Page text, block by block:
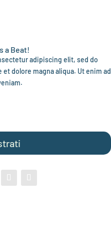
a Beat!
adipiscing elit, sed do
dolore magna aliqua. Ut enim ad